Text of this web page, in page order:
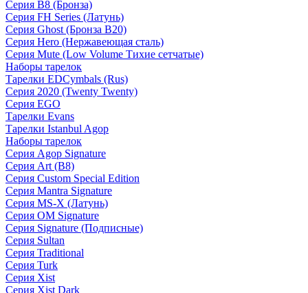
Серия B8 (Бронза)
Серия FH Series (Латунь)
Серия Ghost (Бронза B20)
Серия Hero (Нержавеющая сталь)
Серия Mute (Low Volume Тихие сетчатые)
Наборы тарелок
Тарелки EDCymbals (Rus)
Серия 2020 (Twenty Twenty)
Серия EGO
Тарелки Evans
Тарелки Istanbul Agop
Наборы тарелок
Серия Agop Signature
Серия Art (B8)
Серия Custom Special Edition
Серия Mantra Signature
Серия MS-X (Латунь)
Серия OM Signature
Серия Signature (Подписные)
Серия Sultan
Серия Traditional
Серия Turk
Серия Xist
Серия Xist Dark